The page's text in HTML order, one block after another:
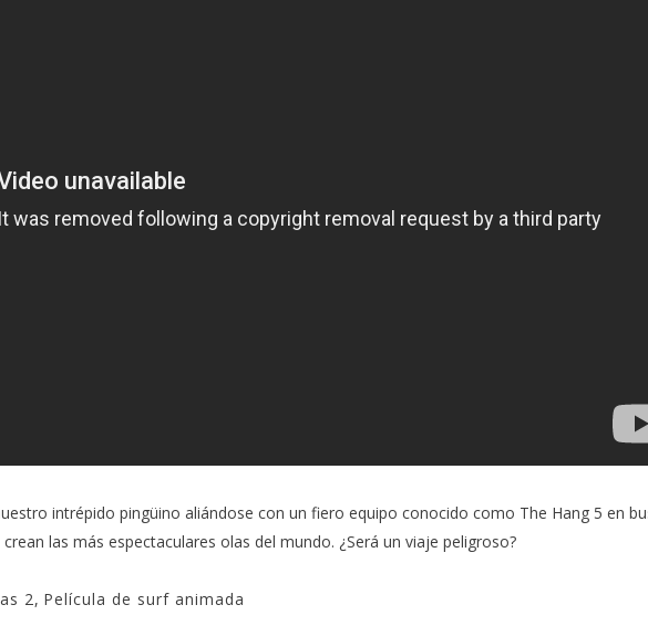
intrépido pingüino aliándose con un fiero equipo conocido como The Hang 5 en
las más espectaculares olas del mundo. ¿Será un viaje peligroso?
2, Película de surf animada